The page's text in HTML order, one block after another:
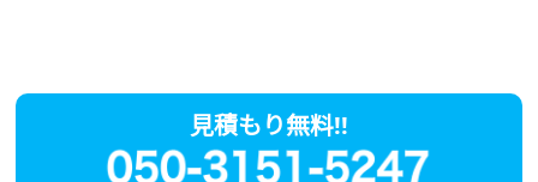
見積もり無料!!